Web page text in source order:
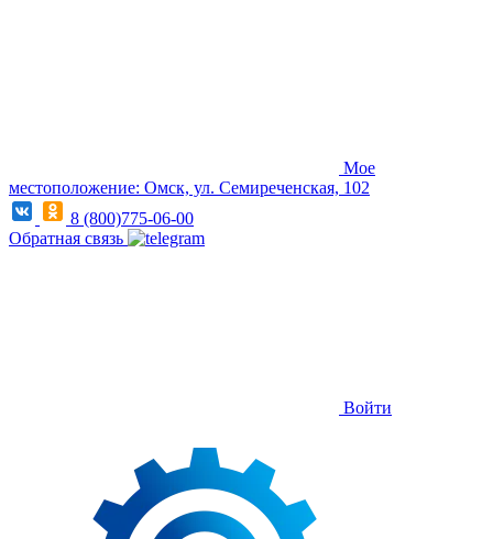
Мое
местоположение: Омск, ул. Семиреченская, 102
8 (800)775-06-00
Обратная связь
Войти